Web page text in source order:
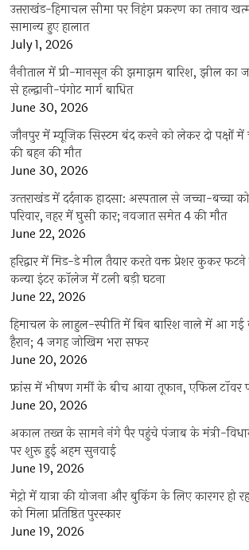
उत्तराखंड-हिमाचल सीमा पर निहंग प्रकरण का तनाव
सामान्य हुए हालात
July 1, 2026
नैनीताल में प्री-मानसून की झमाझम बारिश, झील का
से हल्द्वानी-पंगोट मार्ग बाधित
June 30, 2026
जौनपुर में म्यूजिक सिस्टम बंद करने को लेकर दो पक्षों
की बहन की मौत
June 30, 2026
उत्‍तराखंड में दर्दनाक हादसा: अस्पताल से जच्चा-बच्चा
परिवार, नहर में घुसी कार; नवजात समेत 4 की मौत
June 22, 2026
हरिद्वार में मिड-डे मील तैयार करते वक्त प्रेशर कुकर
कन्या इंटर कॉलेज में टली बड़ी घटना
June 22, 2026
हिमाचल के लाहुल-स्पीति में बिन बारिश नाले में आ गई
हैरान; 4 जगह जोखिम भरा सफर
June 20, 2026
फ्रांस में भीषण गर्मी के बीच आया तूफान, एफिल टॉवर
June 20, 2026
अकाल तख्त के सामने नंगे पैर पहुंचे पंजाब के मंत्री-
पर शुरू हुई अहम सुनवाई
June 19, 2026
मेट्रो में यात्रा की योजना और बुकिंग के लिए कारगर हो
को मिला प्रतिष्ठित पुरस्कार
June 19, 2026